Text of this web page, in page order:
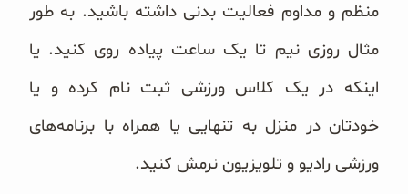
منظم و مداوم فعالیت بدنی داشته باشید. به طور
مثال روزی نیم تا یک ساعت پیاده روی کنید. یا
اینکه در یک کلاس ورزشی ثبت نام کرده و یا
خودتان در منزل به تنهایی یا همراه با برنامه‌های
ورزشی رادیو و تلویزیون نرمش کنید.